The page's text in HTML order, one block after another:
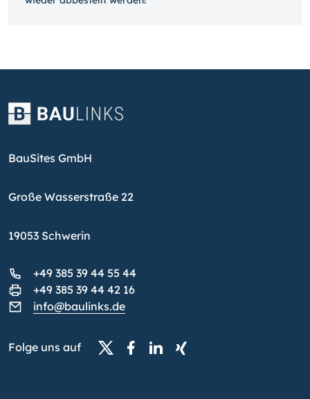
BauSites GmbH
Große Wasserstraße 22
19053 Schwerin
+49 385 39 44 55 44
+49 385 39 44 42 16
info@baulinks.de
Folge uns auf